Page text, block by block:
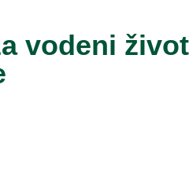
vodeni život